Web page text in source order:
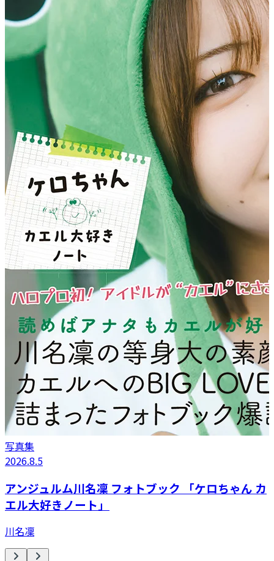
写真集
2026.8.5
アンジュルム川名凜 フォトブック 「ケロちゃん カ
エル大好きノート」
川名凜